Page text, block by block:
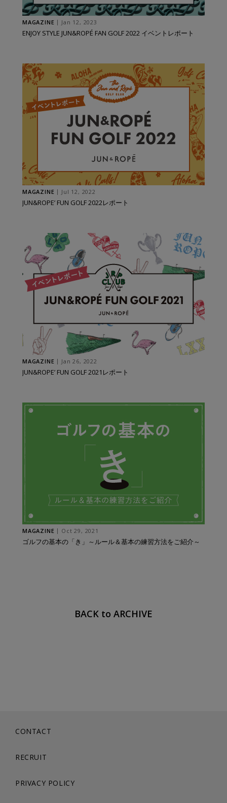
MAGAZINE Jan 12, 2023
ENJOY STYLE JUN&ROPÉ FAN GOLF 2022 イベントレポート
MAGAZINE Jul 12, 2022
JUN&ROPE’ FUN GOLF 2022レポート
MAGAZINE Jan 26, 2022
JUN&ROPE’ FUN GOLF 2021レポート
MAGAZINE Oct 29, 2021
ゴルフの基本の「き」～ルール＆基本の練習方法をご紹介～
BACK to ARCHIVE
CONTACT
RECRUIT
PRIVACY POLICY